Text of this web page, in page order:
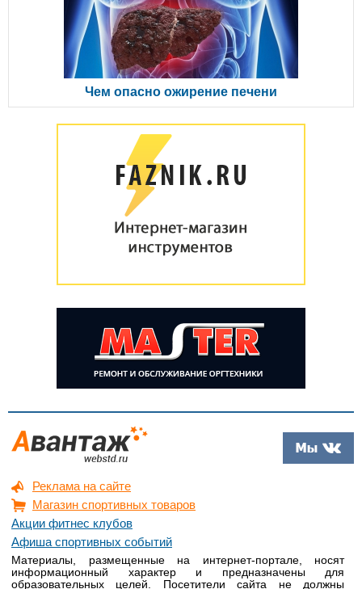
Чем опасно ожирение печени
Реклама на сайте
Магазин спортивных товаров
Акции фитнес клубов
Афиша спортивных событий
Материалы, размещенные на интернет-портале, носят
информационный характер и предназначены для
образовательных целей. Посетители сайта не должны